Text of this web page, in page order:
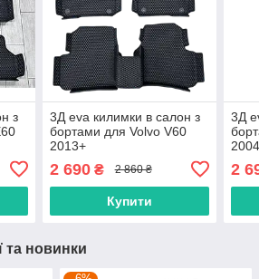
з
3Д eva килимки в салон з
бортами для Volvo V60
2013+
2 690₴ 2 860 ₴
Купити
3Д
2
та новинки